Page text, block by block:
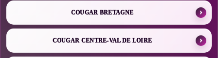
COUGAR BRETAGNE
COUGAR CENTRE-VAL DE LOIRE